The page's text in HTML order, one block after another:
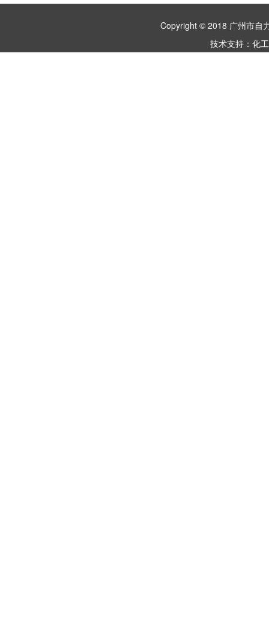
Copyright © 2018 广州市
技术支持： 化